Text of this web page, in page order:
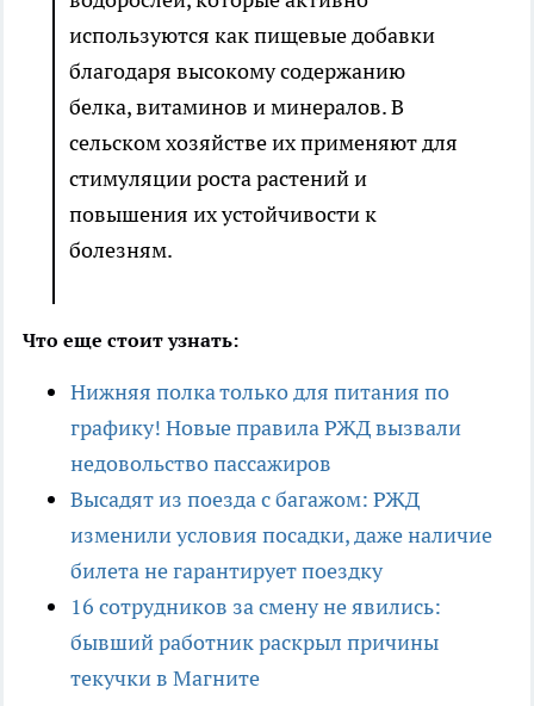
используются как пищевые добавки
благодаря высокому содержанию
белка, витаминов и минералов. В
сельском хозяйстве их применяют для
стимуляции роста растений и
повышения их устойчивости к
болезням.
Что еще стоит узнать:
Нижняя полка только для питания по
графику! Новые правила РЖД вызвали
недовольство пассажиров
Высадят из поезда с багажом: РЖД
изменили условия посадки, даже наличие
билета не гарантирует поездку
16 сотрудников за смену не явились:
бывший работник раскрыл причины
текучки в Магните